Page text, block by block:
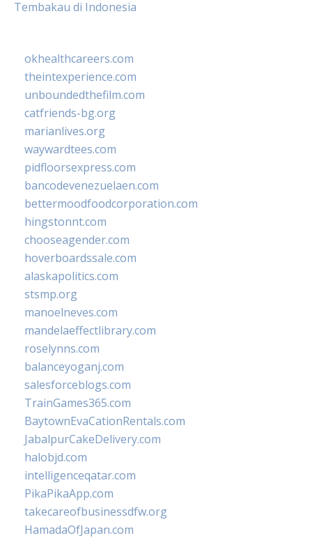
Tembakau di Indonesia
okhealthcareers.com
theintexperience.com
unboundedthefilm.com
catfriends-bg.org
marianlives.org
waywardtees.com
pidfloorsexpress.com
bancodevenezuelaen.com
bettermoodfoodcorporation.com
hingstonnt.com
chooseagender.com
hoverboardssale.com
alaskapolitics.com
stsmp.org
manoelneves.com
mandelaeffectlibrary.com
roselynns.com
balanceyoganj.com
salesforceblogs.com
TrainGames365.com
BaytownEvaCationRentals.com
JabalpurCakeDelivery.com
halobjd.com
intelligenceqatar.com
PikaPikaApp.com
takecareofbusinessdfw.org
HamadaOfJapan.com